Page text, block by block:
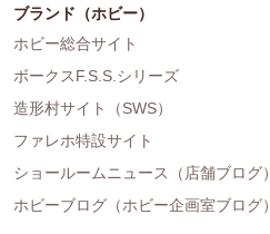
ブランド（ホビー）
ホビー総合サイト
ボークスF.S.S.シリーズ
造形村サイト（SWS）
ファレホ特設サイト
ショールームニュース（店舗ブログ）
ホビーブログ（ホビー企画室ブログ）